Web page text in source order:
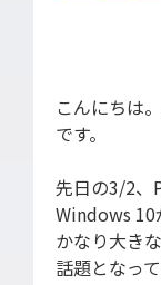
開
AI-OCR
RPA移
こんにちは
です。
先日の3/2
Windows 10
かなり大き
話題となっ